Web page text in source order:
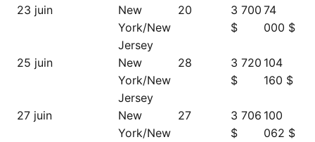
23 juin
New
York/New
Jersey
20
3 700
$
74
000 $
25 juin
New
York/New
Jersey
28
3 720
$
104
160 $
27 juin
New
York/New
27
3 706
$
100
062 $